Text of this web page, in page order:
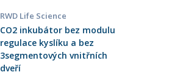
RWD Life Science
CO2 inkubátor bez modulu
regulace kyslíku a bez
3segmentových vnitřních
dveří